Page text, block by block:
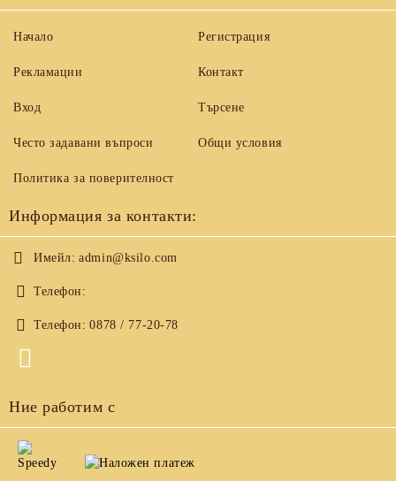
Начало
Рекламации
Вход
Често задавани въпроси
Регистрация
Контакт
Търсене
Общи условия
Политика за поверителност
Информация за контакти:
Имейл: admin@ksilo.com
Телефон:
Телефон: 0878 / 77-20-78
Ние работим с